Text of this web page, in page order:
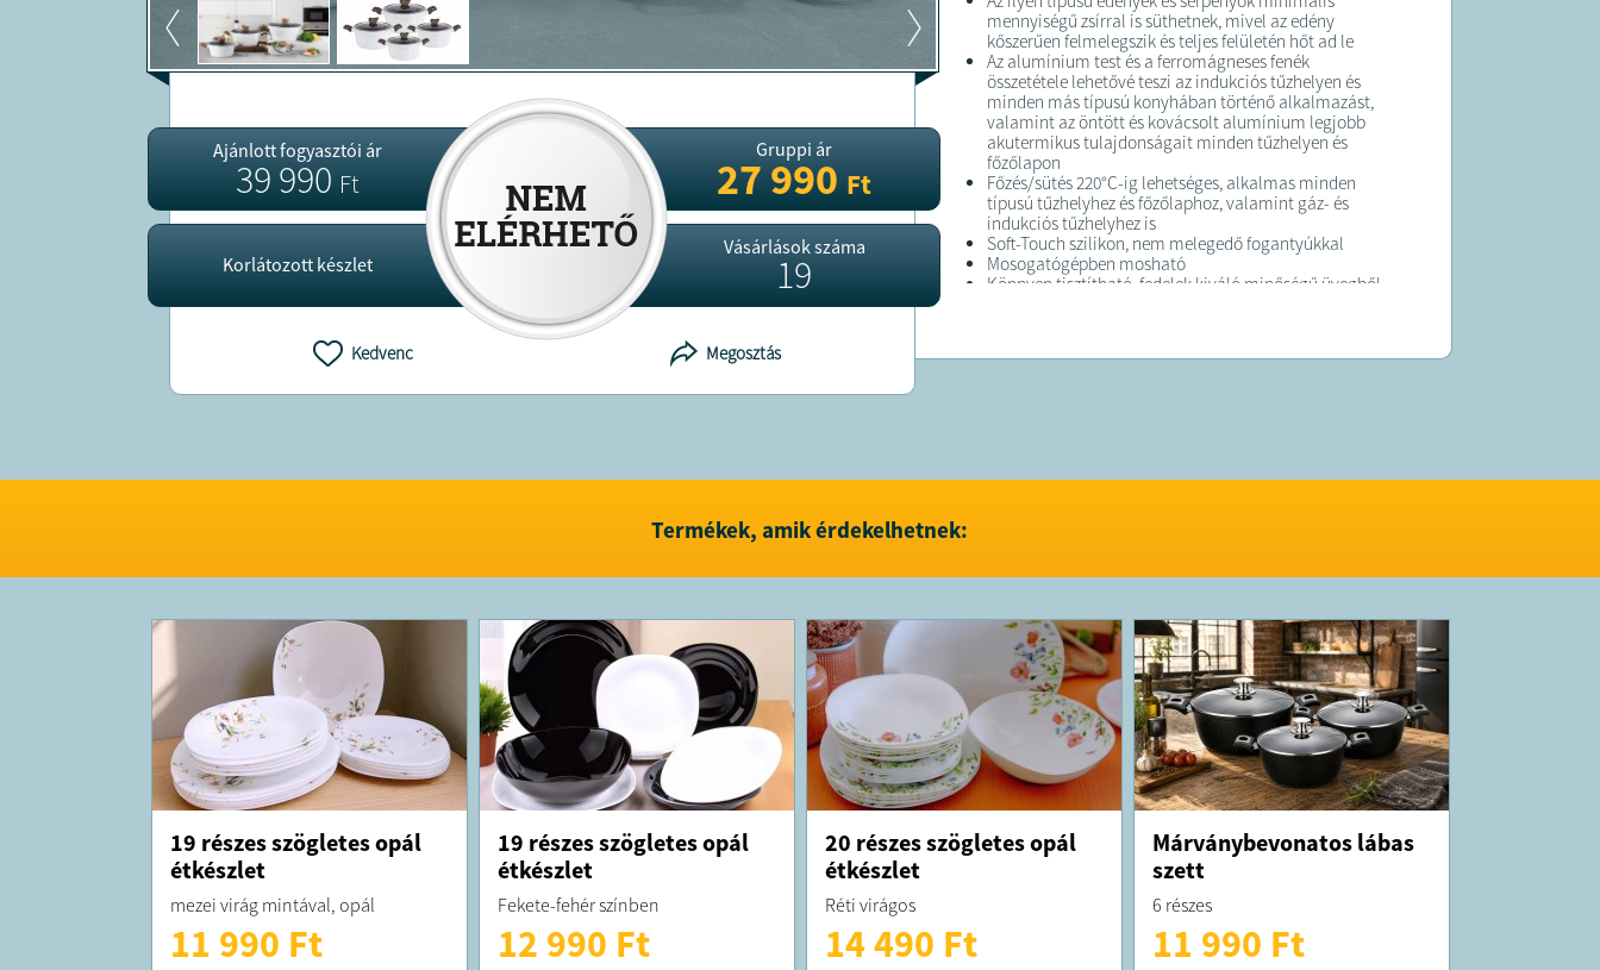
Ajánlott fogyasztói ár
39 990Ft
Korlátozott készlet
Gruppi ár
27 990Ft
Vásárlások száma
19
Kedvenc Megosztás
mennyiségű zsírral is süthetnek, mivel az edény
kőszerűen felmelegszik és teljes felületén hőt ad le
Az alumínium test és a ferromágneses fenék
összetétele lehetővé teszi az indukciós tűzhelyen és
minden más típusú konyhában történő alkalmazást,
valamint az öntött és kovácsolt alumínium legjobb
akutermikus tulajdonságait minden tűzhelyen és
főzőlapon
Főzés/sütés 220°C-ig lehetséges, alkalmas minden
típusú tűzhelyhez és főzőlaphoz, valamint gáz- és
indukciós tűzhelyhez is
Soft-Touch szilikon, nem melegedő fogantyúkkal
Mosogatógépben mosható
Könnyen tisztítható, fedelek kiváló minőségű üvegből
Tartalma
kiszállításra kerül
info@alibuy.hu
Termékek, amik érdekelhetnek:
19 részes szögletes opál
étkészlet
mezei virág mintával, opál
11 990 Ft
19 részes szögletes opál
étkészlet
Fekete-fehér színben
12 990 Ft
20 részes szögletes opál
étkészlet
Réti virágos
14 490 Ft
Márványbevonatos lábas
szett
6 részes
11 990 Ft